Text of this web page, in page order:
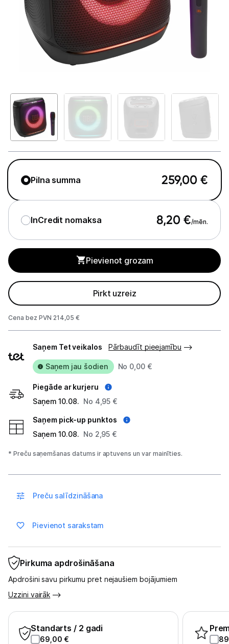
TV iekārtas
Spēļu konsoles
Soundbars
Akustiskās sistēmas
Austiņas
Skaļruņi
Bezvadu skaļruņi
Studijas skaņas aprīkojums
Datortehnika
GAMING pasaule >
Portatīvie datori un piederumi
Audio
Austiņas
Bezvadu skaļruņi
Mikrofoni
Stacionārie datori un piederumi
Spēļu konsoles un piederumi
Datu nesēji
Projektori un ekrāni
Tīkla iekārtas
Drukas iekārtas
Biroja piederumi
Telefoni, planšetdatori
Telefoni un aksesuāri
Pilna summa 259,00 €
InCredit nomaksa 8,20 €/mēn.
Pievienot grozam
Pirkt uzreiz
Cena bez PVN 214,05 €
veidi
Saņem Tet veikalos Pārbaudīt pieejamību
Saņem jau šodien No 0,00 €
Piegāde ar kurjeru
Saņem 10.08. No 4,95 €
Saņem pick-up punktos
Saņem 10.08. No 2,95 €
* Preču saņemšanas datums ir aptuvens un var mainīties.
Preču salīdzināšana
Pievienot sarakstam
Pirkuma apdrošināšana
Apdrošini savu pirkumu pret nejaušiem bojājumiem
Uzzini vairāk
Standarts / 2 gadi
69,00 €